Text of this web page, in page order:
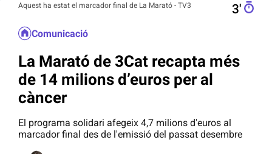
Aquest ha estat el marcador final de La Marató - TV3 3′
Comunicació
La Marató de 3Cat recapta més
de 14 milions d’euros per al
càncer
El programa solidari afegeix 4,7 milions d'euros al
marcador final des de l'emissió del passat desembre